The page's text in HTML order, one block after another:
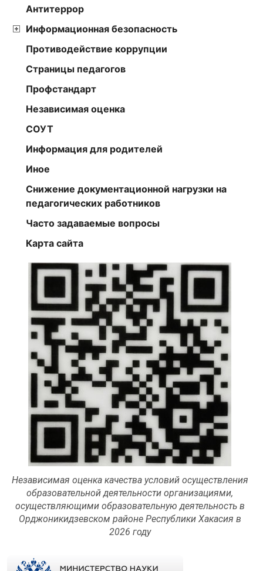
Антитеррор
Информационная безопасность
Противодействие коррупции
Страницы педагогов
Профстандарт
Независимая оценка
СОУТ
Информация для родителей
Иное
Снижение документационной нагрузки на
педагогических работников
Часто задаваемые вопросы
Карта сайта
Независимая оценка качества условий осуществления
образовательной деятельности организациями,
осуществляющими образовательную деятельность в
Орджоникидзевском районе Республики Хакасия в
2026 году